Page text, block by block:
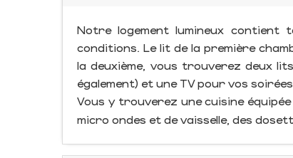
​Notre logement lumineux
conditions. Le lit de la première
la deuxième, vous trouverez deux
également) et une TV pour vos
Vous y trouverez une cuisine
micro ondes et de vaisselle, des